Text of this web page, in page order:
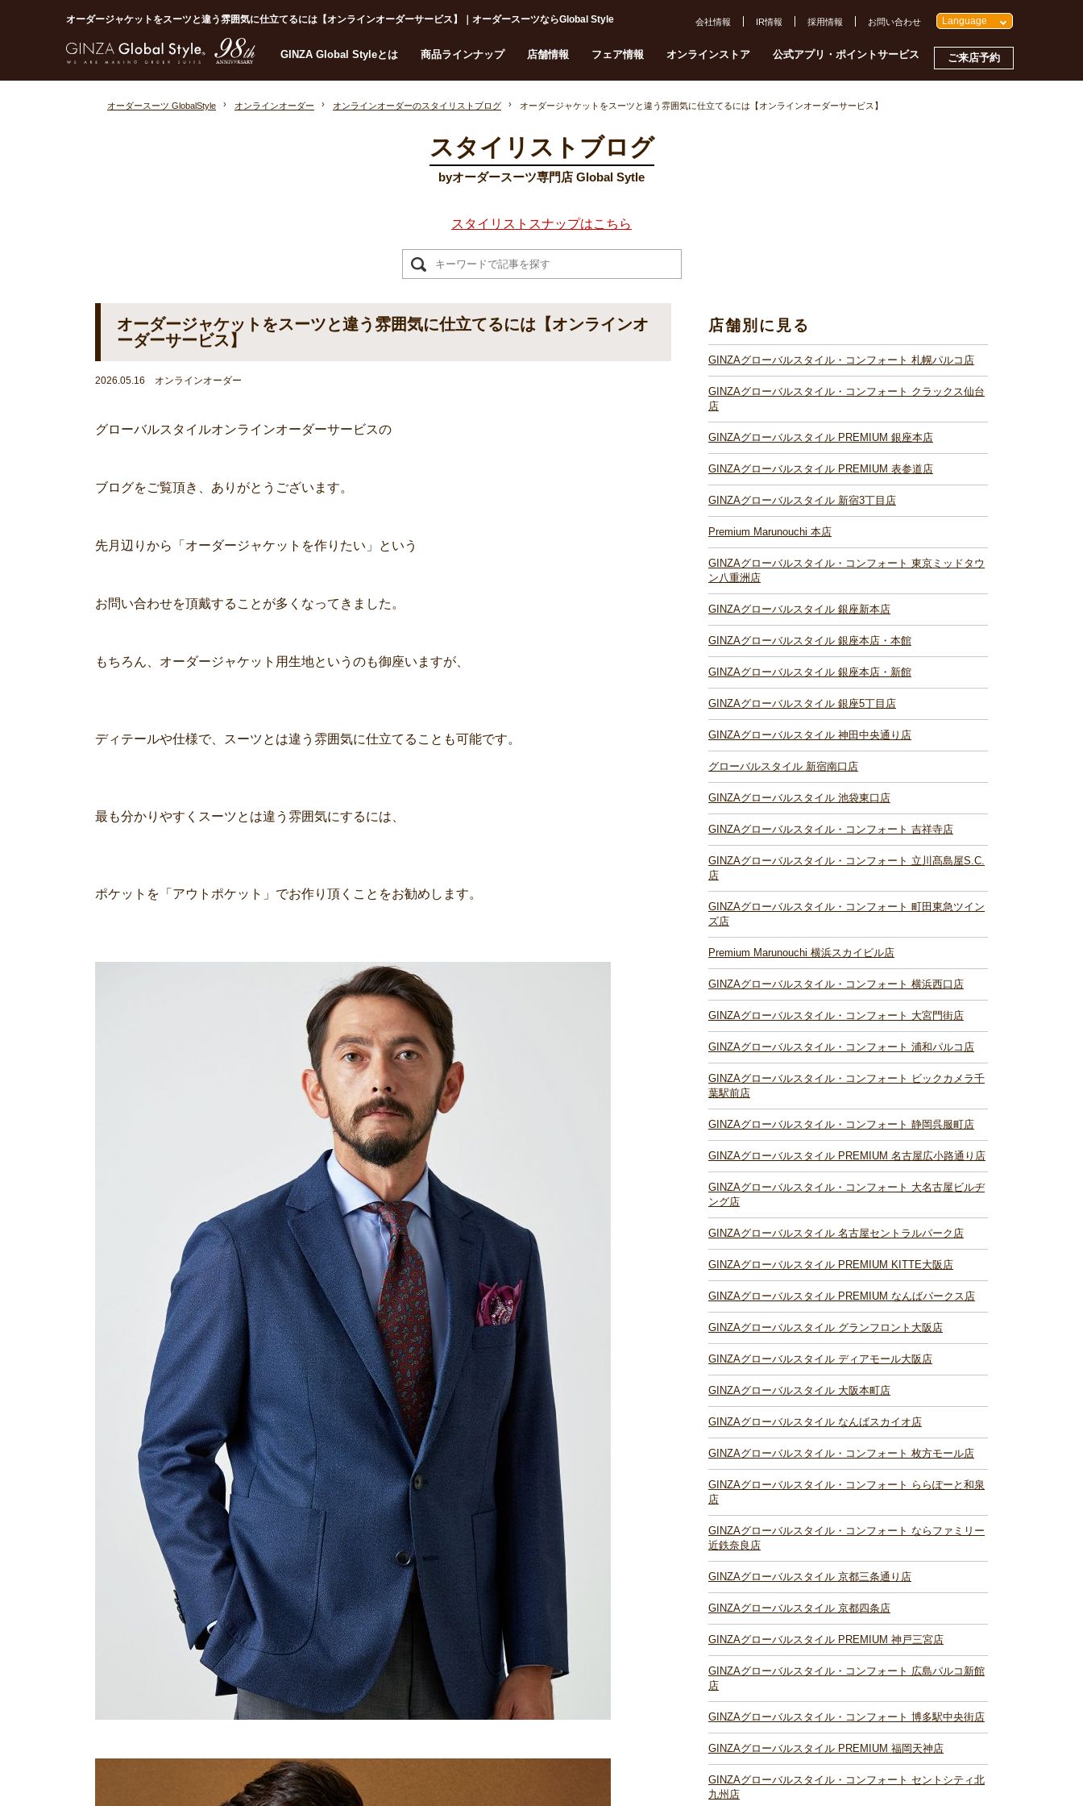
オーダージャケットをスーツと違う雰囲気に仕立てるには【オンラインオーダーサービス】｜オーダースーツならGlobal Style
GINZA Global Styleとは 商品ラインナップ 店舗情報 フェア情報 オンラインストア 公式アプリ・ポイントサービス ご来店予約
会社情報 IR情報 採用情報 お問い合わせ Language
オーダースーツ GlobalStyle オンラインオーダー オンラインオーダーのスタイリストブログ オーダージャケットをスーツと違う雰囲気に仕立てるには【オンラインオーダーサービス】
スタイリストブログ
byオーダースーツ専門店 Global Sytle
スタイリストスナップはこちら
オーダージャケットをスーツと違う雰囲気に仕立てるには【オンラインオ
ーダーサービス】
2026.05.16 オンラインオーダー
グローバルスタイルオンラインオーダーサービスの
ブログをご覧頂き、ありがとうございます。
先月辺りから「オーダージャケットを作りたい」という
お問い合わせを頂戴することが多くなってきました。
もちろん、オーダージャケット用生地というのも御座いますが、
ディテールや仕様で、スーツとは違う雰囲気に仕立てることも可能です。
最も分かりやすくスーツとは違う雰囲気にするには、
ポケットを「アウトポケット」でお作り頂くことをお勧めします。
店舗別に見る
GINZAグローバルスタイル・コンフォート 札幌パルコ店
GINZAグローバルスタイル・コンフォート クラックス仙台
店
GINZAグローバルスタイル PREMIUM 銀座本店
GINZAグローバルスタイル PREMIUM 表参道店
GINZAグローバルスタイル 新宿3丁目店
Premium Marunouchi 本店
GINZAグローバルスタイル・コンフォート 東京ミッドタウ
ン八重洲店
GINZAグローバルスタイル 銀座新本店
GINZAグローバルスタイル 銀座本店・本館
GINZAグローバルスタイル 銀座本店・新館
GINZAグローバルスタイル 銀座5丁目店
GINZAグローバルスタイル 神田中央通り店
グローバルスタイル 新宿南口店
GINZAグローバルスタイル 池袋東口店
GINZAグローバルスタイル・コンフォート 吉祥寺店
GINZAグローバルスタイル・コンフォート 立川髙島屋S.C.
店
GINZAグローバルスタイル・コンフォート 町田東急ツイン
ズ店
Premium Marunouchi 横浜スカイビル店
GINZAグローバルスタイル・コンフォート 横浜西口店
GINZAグローバルスタイル・コンフォート 大宮門街店
GINZAグローバルスタイル・コンフォート 浦和パルコ店
GINZAグローバルスタイル・コンフォート ビックカメラ千
葉駅前店
GINZAグローバルスタイル・コンフォート 静岡呉服町店
GINZAグローバルスタイル PREMIUM 名古屋広小路通り店
GINZAグローバルスタイル・コンフォート 大名古屋ビルヂ
ング店
GINZAグローバルスタイル 名古屋セントラルパーク店
GINZAグローバルスタイル PREMIUM KITTE大阪店
GINZAグローバルスタイル PREMIUM なんばパークス店
GINZAグローバルスタイル グランフロント大阪店
GINZAグローバルスタイル ディアモール大阪店
GINZAグローバルスタイル 大阪本町店
GINZAグローバルスタイル なんばスカイオ店
GINZAグローバルスタイル・コンフォート 枚方モール店
GINZAグローバルスタイル・コンフォート ららぽーと和泉
店
GINZAグローバルスタイル・コンフォート ならファミリー
近鉄奈良店
GINZAグローバルスタイル 京都三条通り店
GINZAグローバルスタイル 京都四条店
GINZAグローバルスタイル PREMIUM 神戸三宮店
GINZAグローバルスタイル・コンフォート 広島パルコ新館
店
GINZAグローバルスタイル・コンフォート 博多駅中央街店
GINZAグローバルスタイル PREMIUM 福岡天神店
GINZAグローバルスタイル・コンフォート セントシティ北
九州店